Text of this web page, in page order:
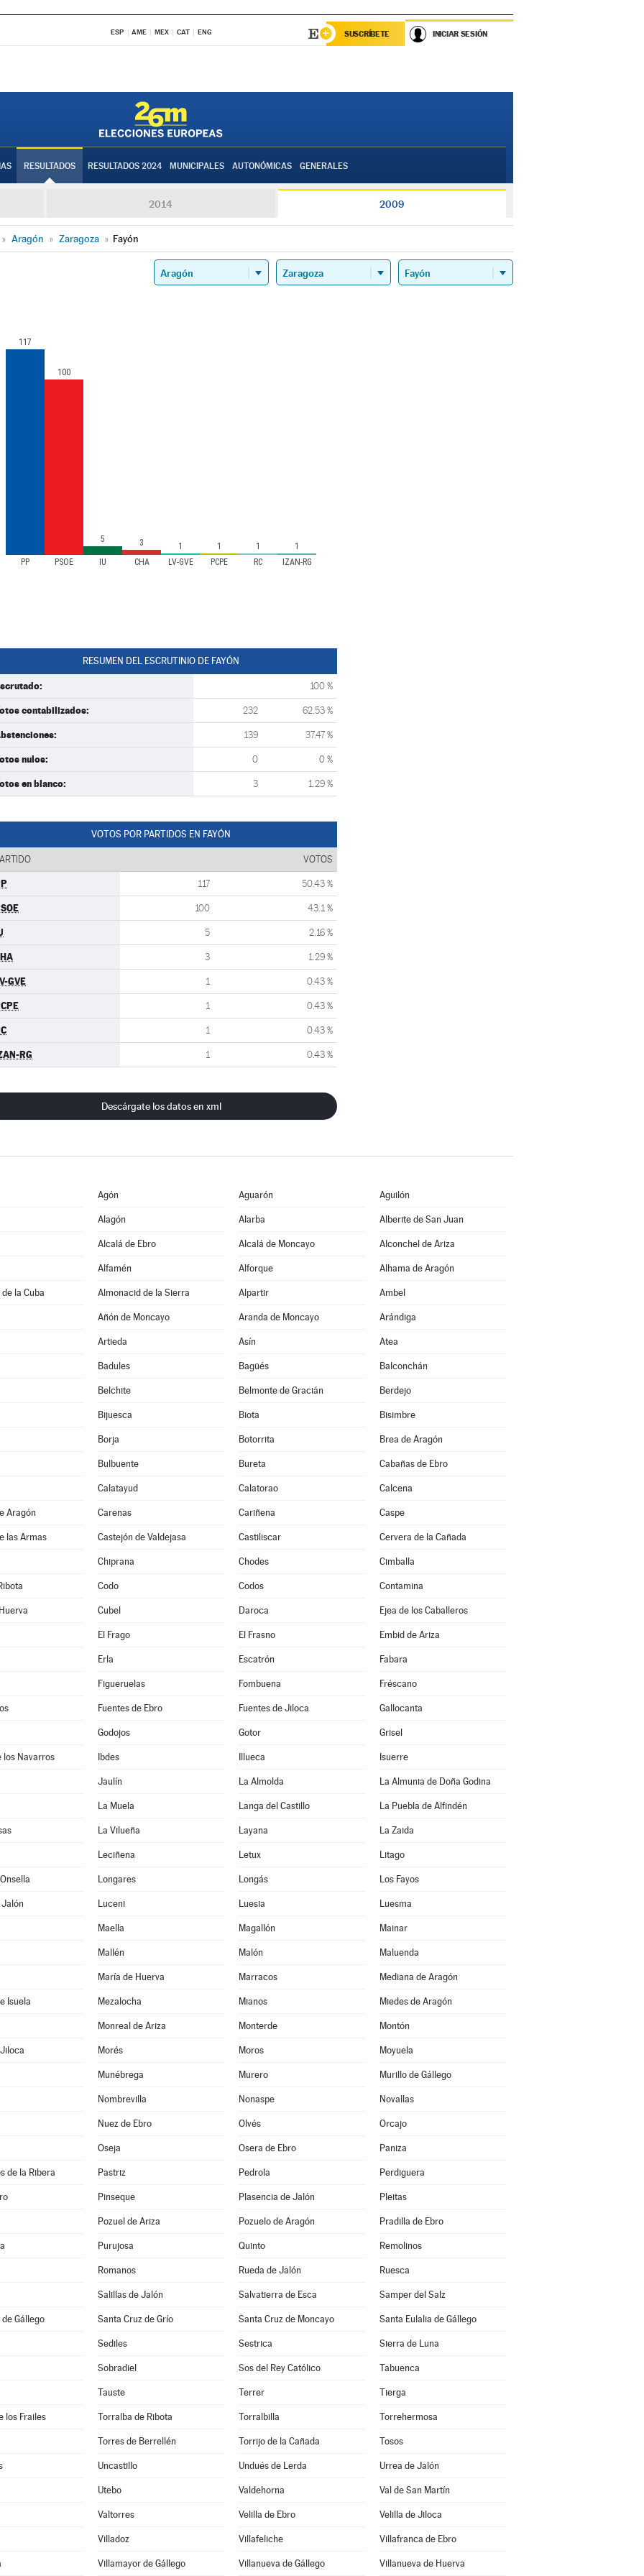
ESP AME MEX CAT ENG SUSCRÍBETE INICIAR SESIÓN
RESULTADOS RESULTADOS 2024 MUNICIPALES AUTONÓMICAS GENERALES
2014 2009
» Aragón » Zaragoza » Fayón
PP PSOE IU CHA LV-GVE PCPE RC IZAN-RG
117
100
5 3 1 1 1 1
RESUMEN DEL ESCRUTINIO DE FAYÓN
100 %
contabilizados: 232 62.53 %
139 37.47 %
nulos: 0 0 %
en blanco: 3 1.29 %
VOTOS POR PARTIDOS EN FAYÓN
VOTOS
117 50.43 %
100 43.1 %
5 2.16 %
3 1.29 %
GVE 1 0.43 %
1 0.43 %
1 0.43 %
RG 1 0.43 %
Descárgate los datos en xml
Agón Aguarón Aguilón
Alagón Alarba Alberite de San Juan
Alcalá de Ebro Alcalá de Moncayo Alconchel de Ariza
Alfamén Alforque Alhama de Aragón
la Cuba Almonacid de la Sierra Alpartir Ambel
Añón de Moncayo Aranda de Moncayo Arándiga
Artieda Asín Atea
Badules Bagüés Balconchán
Belchite Belmonte de Gracián Berdejo
Bijuesca Biota Bisimbre
Borja Botorrita Brea de Aragón
Bulbuente Bureta Cabañas de Ebro
Calatayud Calatorao Calcena
Aragón Carenas Cariñena Caspe
las Armas Castejón de Valdejasa Castiliscar Cervera de la Cañada
Chiprana Chodes Cimballa
Codo Codos Contamina
Cubel Daroca Ejea de los Caballeros
El Frago El Frasno Embid de Ariza
Erla Escatrón Fabara
Figueruelas Fombuena Fréscano
Fuentes de Ebro Fuentes de Jiloca Gallocanta
Godojos Gotor Grisel
los Navarros Ibdes Illueca Isuerre
Jaulín La Almolda La Almunia de Doña Godina
La Muela Langa del Castillo La Puebla de Alfindén
La Vilueña Layana La Zaida
Leciñena Letux Litago
Longares Longás Los Fayos
Luceni Luesia Luesma
Maella Magallón Mainar
Mallén Malón Maluenda
María de Huerva Marracos Mediana de Aragón
Isuela Mezalocha Mianos Miedes de Aragón
Monreal de Ariza Monterde Montón
Morés Moros Moyuela
Munébrega Murero Murillo de Gállego
Nombrevilla Nonaspe Novallas
Nuez de Ebro Olvés Orcajo
Oseja Osera de Ebro Paniza
de la Ribera Pastriz Pedrola Perdiguera
Pinseque Plasencia de Jalón Pleitas
Pozuel de Ariza Pozuelo de Aragón Pradilla de Ebro
Purujosa Quinto Remolinos
Romanos Rueda de Jalón Ruesca
Salillas de Jalón Salvatierra de Esca Samper del Salz
Gállego Santa Cruz de Grío Santa Cruz de Moncayo Santa Eulalia de Gállego
Sediles Sestrica Sierra de Luna
Sobradiel Sos del Rey Católico Tabuenca
Tauste Terrer Tierga
los Frailes Torralba de Ribota Torralbilla Torrehermosa
Torres de Berrellén Torrijo de la Cañada Tosos
Uncastillo Undués de Lerda Urrea de Jalón
Utebo Valdehorna Val de San Martín
Valtorres Velilla de Ebro Velilla de Jiloca
Villadoz Villafeliche Villafranca de Ebro
Villamayor de Gállego Villanueva de Gállego Villanueva de Huerva